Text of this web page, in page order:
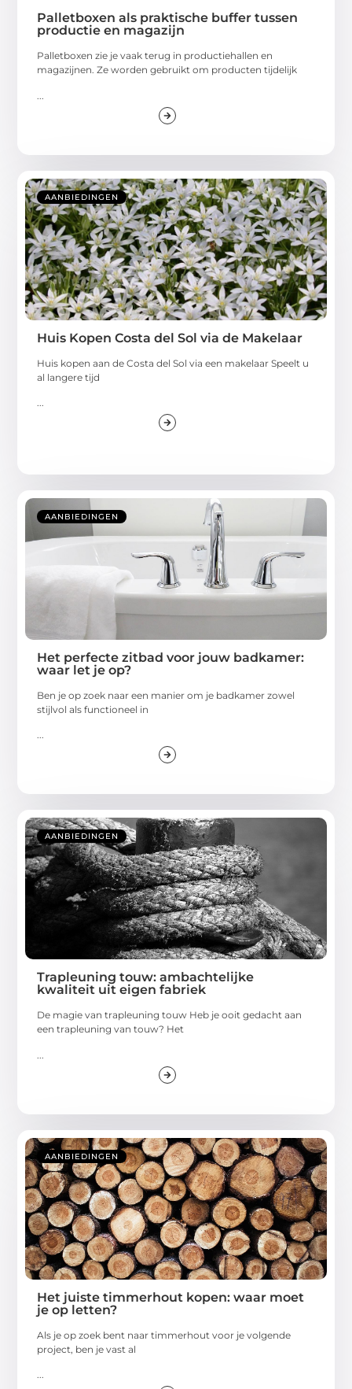
Palletboxen als praktische buffer tussen
productie en magazijn
Palletboxen zie je vaak terug in productiehallen en
magazijnen. Ze worden gebruikt om producten tijdelijk
AANBIEDINGEN
Huis Kopen Costa del Sol via de Makelaar
Huis kopen aan de Costa del Sol via een makelaar Speelt u
al langere tijd
AANBIEDINGEN
Het perfecte zitbad voor jouw badkamer:
waar let je op?
Ben je op zoek naar een manier om je badkamer zowel
stijlvol als functioneel in
...
AANBIEDINGEN
Trapleuning touw: ambachtelijke
kwaliteit uit eigen fabriek
De magie van trapleuning touw Heb je ooit gedacht aan
een trapleuning van touw? Het
AANBIEDINGEN
Het juiste timmerhout kopen: waar moet
je op letten?
Als je op zoek bent naar timmerhout voor je volgende
project, ben je vast al
...